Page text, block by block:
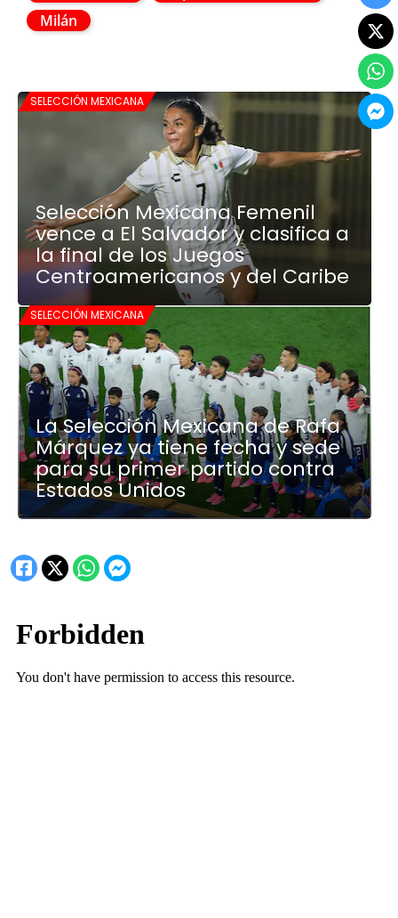
Milán
SELECCIÓN MEXICANA
Selección Mexicana Femenil
vence a El Salvador y clasifica a
la final de los Juegos
Centroamericanos y del Caribe
SELECCIÓN MEXICANA
La Selección Mexicana de Rafa
Márquez ya tiene fecha y sede
para su primer partido contra
Estados Unidos